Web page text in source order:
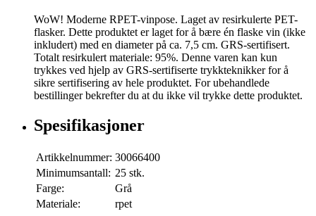
WoW! Moderne RPET-vinpose. Laget av resirkulerte PET-
flasker. Dette produktet er laget for å bære én flaske vin (ikke
inkludert) med en diameter på ca. 7,5 cm. GRS-sertifisert.
Totalt resirkulert materiale: 95%. Denne varen kan kun
trykkes ved hjelp av GRS-sertifiserte trykkteknikker for å
sikre sertifisering av hele produktet. For ubehandlede
bestillinger bekrefter du at du ikke vil trykke dette produktet.
Spesifikasjoner
Artikkelnummer: 30066400
Minimumsantall: 25 stk.
Farge:
Grå
Materiale:
rpet